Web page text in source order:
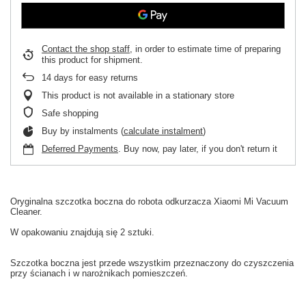
Contact the shop staff, in order to estimate time of preparing
this product for shipment.
14 days for easy returns
This product is not available in a stationary store
Safe shopping
Buy by instalments (calculate instalment)
Deferred Payments. Buy now, pay later, if you don't return it
Oryginalna szczotka boczna do robota odkurzacza Xiaomi Mi Vacuum
Cleaner.
W opakowaniu znajdują się 2 sztuki.
Szczotka boczna jest przede wszystkim przeznaczony do czyszczenia
przy ścianach i w narożnikach pomieszczeń.